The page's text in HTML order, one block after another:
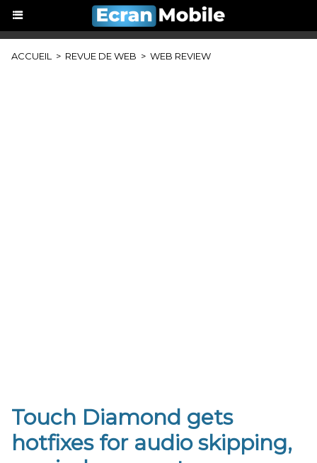
ACCUEIL > REVUE DE WEB > WEB REVIEW
Touch Diamond gets
hotfixes for audio skipping,